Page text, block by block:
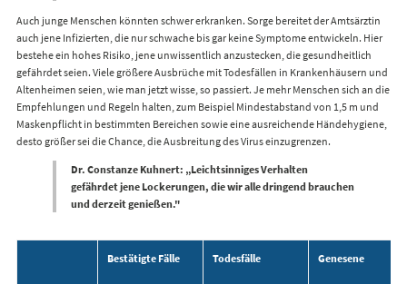
Auch junge Menschen könnten schwer erkranken. Sorge bereitet der Amtsärztin
auch jene Infizierten, die nur schwache bis gar keine Symptome entwickeln. Hier
bestehe ein hohes Risiko, jene unwissentlich anzustecken, die gesundheitlich
gefährdet seien. Viele größere Ausbrüche mit Todesfällen in Krankenhäusern und
Altenheimen seien, wie man jetzt wisse, so passiert. Je mehr Menschen sich an die
Empfehlungen und Regeln halten, zum Beispiel Mindestabstand von 1,5 m und
Maskenpflicht in bestimmten Bereichen sowie eine ausreichende Händehygiene,
desto größer sei die Chance, die Ausbreitung des Virus einzugrenzen.
Dr. Constanze Kuhnert: „Leichtsinniges Verhalten
gefährdet jene Lockerungen, die wir alle dringend brauchen
und derzeit genießen."
Bestätigte Fälle Todesfälle Genesene